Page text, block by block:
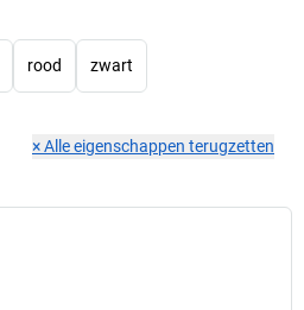
rood zwart
×Alle eigenschappen terugzetten